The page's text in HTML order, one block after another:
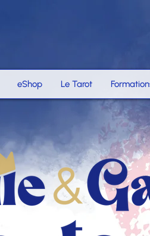
eShop Le Tarot